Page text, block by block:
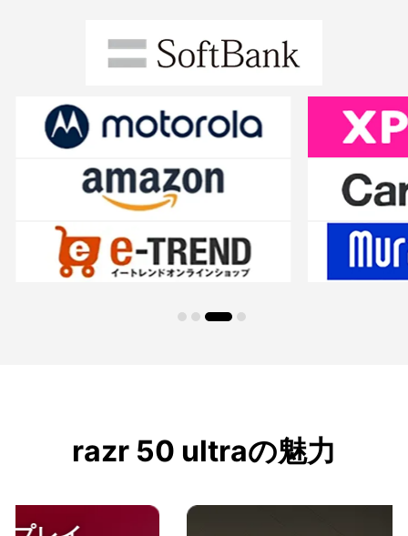
razr 50 ultraの魅力